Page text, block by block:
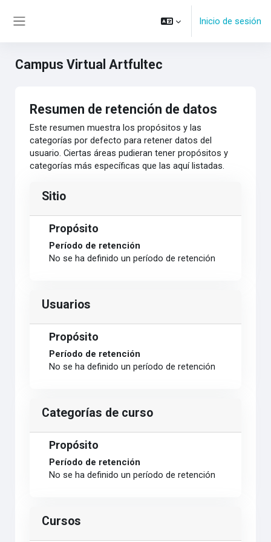
Inicio de sesión
Campus Virtual Artfultec
Resumen de retención de datos
Este resumen muestra los propósitos y las
categorías por defecto para retener datos del
usuario. Ciertas áreas pudieran tener propósitos y
categorías más específicas que las aquí listadas.
Sitio
Propósito
Período de retención
No se ha definido un período de retención
Usuarios
Propósito
Período de retención
No se ha definido un período de retención
Categorías de curso
Propósito
Período de retención
No se ha definido un período de retención
Cursos